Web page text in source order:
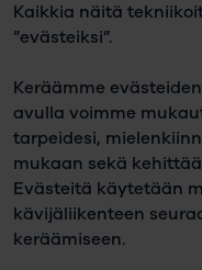
Kaikkia näitä
”evästeiksi”.
Keräämme
avulla voimme
tarpeidesi,
mukaan sekä
Evästeitä käytetään
kävijäliikenteen
keräämiseen.